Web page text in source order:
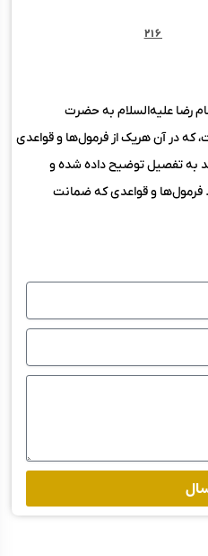
216
رضا علیه‌السلام به حضرت
که در آن هریک از فرمول‌ها و قواعدی
به تفصیل توضیح داده شده و
فرمول‌ها و قواعدی که ضمانت